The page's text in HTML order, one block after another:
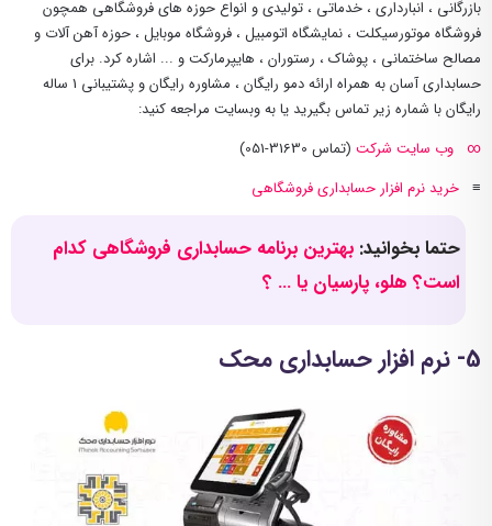
بازرگانی ، انبارداری ، خدماتی ، تولیدی و انواع حوزه های فروشگاهی همچون
فروشگاه موتورسیکلت ، نمایشگاه اتومبیل ، فروشگاه موبایل ، حوزه آهن آلات و
مصالح ساختمانی ، پوشاک ، رستوران ، هایپرمارکت و ... اشاره کرد. برای
حسابداری آسان به همراه ارائه دمو رایگان ، مشاوره رایگان و پشتیبانی 1 ساله
رایگان با شماره زیر تماس بگیرید یا به وبسایت مراجعه کنید:
∞ وب سایت شرکت(تماس 31630-051)
≡ خرید نرم افزار حسابداری فروشگاهی
حتما بخوانید:بهترین برنامه حسابداری فروشگاهی کدام
است؟ هلو، پارسیان یا … ؟
5- نرم افزار حسابداری محک